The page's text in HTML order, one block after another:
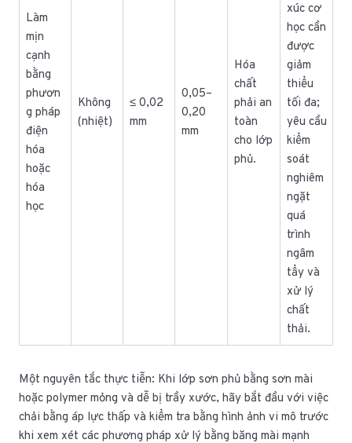
Làm
mịn
cạnh
bằng
phươn
g pháp
điện
hóa
hoặc
hóa
học
Không
(nhiệt)
≤ 0,02
mm
0,05–
0,20
mm
Hóa
chất
phải an
toàn
cho lớp
phủ.
xúc cơ
học cần
được
giảm
thiểu
tối đa;
yêu cầu
kiểm
soát
nghiêm
ngặt
quá
trình
ngâm
tẩy và
xử lý
chất
thải.
Một nguyên tắc thực tiễn: Khi lớp sơn phủ bằng sơn mài
hoặc polymer mỏng và dễ bị trầy xước, hãy bắt đầu với việc
chải bằng áp lực thấp và kiểm tra bằng hình ảnh vi mô trước
khi xem xét các phương pháp xử lý bằng băng mài mạnh